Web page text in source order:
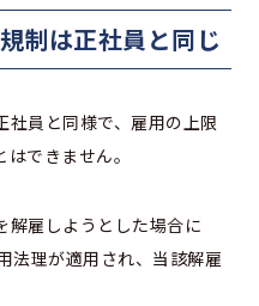
制は正社員と同じ
社員と同様で、雇用の上限
できません。
解雇しようとした場合に
法理が適用され、当該解雇